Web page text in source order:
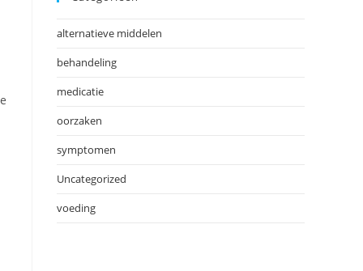
alternatieve middelen
behandeling
medicatie
oorzaken
symptomen
Uncategorized
voeding